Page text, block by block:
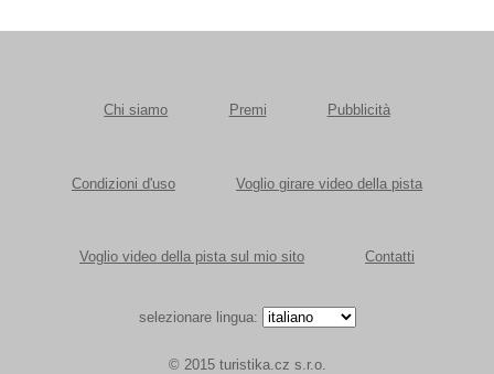
Chi siamo Premi Pubblicità
Condizioni d'uso Voglio girare video della pista
Voglio video della pista sul mio sito Contatti
selezionare lingua:
© 2015 turistika.cz s.r.o.